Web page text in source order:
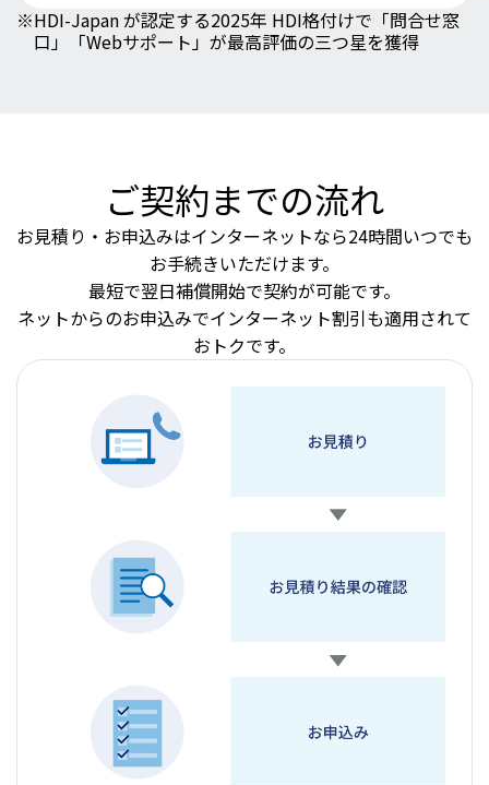
※HDI-Japan が認定する2025年 HDI格付けで「問合せ窓
口」「Webサポート」が最高評価の三つ星を獲得
ご契約までの流れ
お見積り・お申込みはインターネットなら24時間いつでも
お手続きいただけます。
最短で翌日補償開始で契約が可能です。
ネットからのお申込みでインターネット割引も適用されて
おトクです。